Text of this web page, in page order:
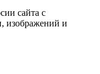
сайта с
изображений и